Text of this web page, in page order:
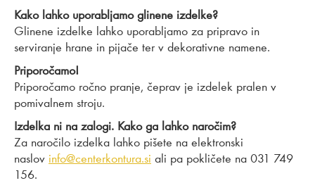
Kako lahko uporabljamo glinene izdelke?
Glinene izdelke lahko uporabljamo za pripravo in
serviranje hrane in pijače ter v dekorativne namene.
Priporočamo!
Priporočamo ročno pranje, čeprav je izdelek pralen v
pomivalnem stroju.
Izdelka ni na zalogi. Kako ga lahko naročim?
Za naročilo izdelka lahko pišete na elektronski
naslov info@centerkontura.si ali pa pokličete na 031 749
156.